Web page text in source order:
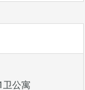
卫公寓